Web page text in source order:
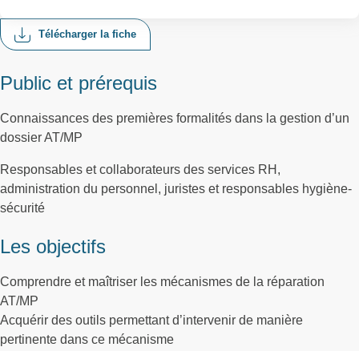
Télécharger la fiche
Public et prérequis
Connaissances des premières formalités dans la gestion d’un
dossier AT/MP
Responsables et collaborateurs des services RH,
administration du personnel, juristes et responsables hygiène-
sécurité
Les objectifs
Comprendre et maîtriser les mécanismes de la réparation
AT/MP
Acquérir des outils permettant d’intervenir de manière
pertinente dans ce mécanisme